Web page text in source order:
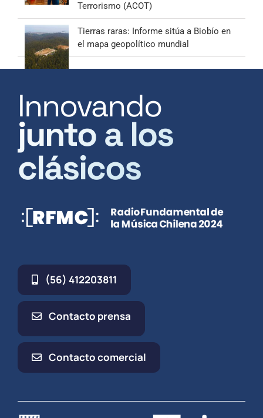
Terrorismo (ACOT)
Tierras raras: Informe sitúa a Biobío en
el mapa geopolítico mundial
Innovando
junto a los
clásicos
(56) 412203811
Contacto prensa
Contacto comercial